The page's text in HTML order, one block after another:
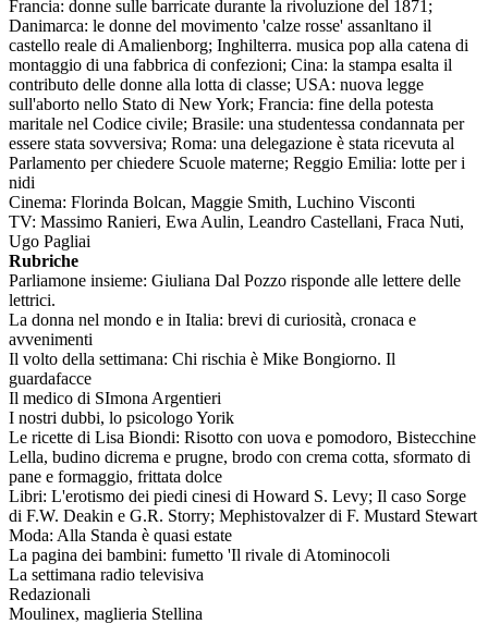
Francia: donne sulle barricate durante la rivoluzione del 1871;
Danimarca: le donne del movimento 'calze rosse' assanltano il
castello reale di Amalienborg; Inghilterra. musica pop alla catena di
montaggio di una fabbrica di confezioni; Cina: la stampa esalta il
contributo delle donne alla lotta di classe; USA: nuova legge
sull'aborto nello Stato di New York; Francia: fine della potesta
maritale nel Codice civile; Brasile: una studentessa condannata per
essere stata sovversiva; Roma: una delegazione è stata ricevuta al
Parlamento per chiedere Scuole materne; Reggio Emilia: lotte per i
nidi
Cinema: Florinda Bolcan, Maggie Smith, Luchino Visconti
TV: Massimo Ranieri, Ewa Aulin, Leandro Castellani, Fraca Nuti,
Ugo Pagliai
Rubriche
Parliamone insieme: Giuliana Dal Pozzo risponde alle lettere delle
lettrici.
La donna nel mondo e in Italia: brevi di curiosità, cronaca e
avvenimenti
Il volto della settimana: Chi rischia è Mike Bongiorno. Il
guardafacce
Il medico di SImona Argentieri
I nostri dubbi, lo psicologo Yorik
Le ricette di Lisa Biondi: Risotto con uova e pomodoro, Bistecchine
Lella, budino dicrema e prugne, brodo con crema cotta, sformato di
pane e formaggio, frittata dolce
Libri: L'erotismo dei piedi cinesi di Howard S. Levy; Il caso Sorge
di F.W. Deakin e G.R. Storry; Mephistovalzer di F. Mustard Stewart
Moda: Alla Standa è quasi estate
La pagina dei bambini: fumetto 'Il rivale di Atominocoli
La settimana radio televisiva
Redazionali
Moulinex, maglieria Stellina